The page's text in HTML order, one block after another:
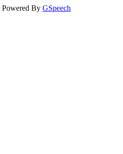
Powered By GSpeech